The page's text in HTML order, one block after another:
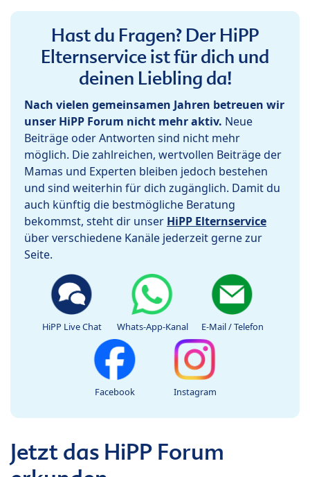
Hast du Fragen? Der HiPP
Elternservice ist für dich und
deinen Liebling da!
Nach vielen gemeinsamen Jahren betreuen wir
unser HiPP Forum nicht mehr aktiv. Neue
Beiträge oder Antworten sind nicht mehr
möglich. Die zahlreichen, wertvollen Beiträge der
Mamas und Experten bleiben jedoch bestehen
und sind weiterhin für dich zugänglich. Damit du
auch künftig die bestmögliche Beratung
bekommst, steht dir unser HiPP Elternservice
über verschiedene Kanäle jederzeit gerne zur
Seite.
HiPP Live Chat Whats-App-Kanal E-Mail / Telefon
Facebook Instagram
Jetzt das HiPP Forum